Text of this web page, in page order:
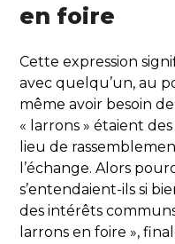
en foire
Cette expression
avec quelqu’un, au
même avoir besoin
« larrons » étaient
lieu de
l’échange. Alors
s’entendaient-ils si
des intérêts
larrons en foire »,